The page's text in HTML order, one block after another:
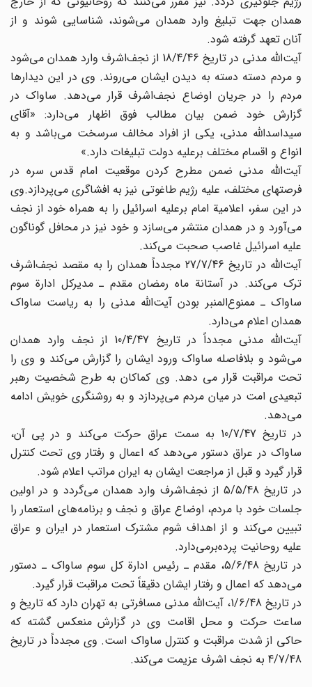
همدان جهت تبلیغ وارد همدان می‌شوند، شناسایی شوند و از
آنان تعهد گرفته شود.
آیت‌الله مدنی در تاریخ 18/4/46 از نجف‌اشرف وارد همدان می‌شود
و مردم دسته دسته به دیدن ایشان می‌روند. وی در این دیدارها
مردم را در جریان اوضاع نجف‌اشرف قرار می‌دهد. ساواک در
گزارش خود ضمن بیان مطالب فوق اظهار می‌دارد: «آقای
سید‌اسدالله مدنی، یکی از افراد مخالف سرسخت می‌باشد و به
انواع و اقسام مختلف برعلیه دولت تبلیغات دارد.»
آیت‌الله مدنی ضمن مطرح کردن موقعیت امام قدس سره در
فرصتهای مختلف، علیه رژیم طاغوتی نیز به افشاگری می‌پردازد.وی
در این سفر، اعلامیة امام برعلیه اسرائیل را به همراه خود از نجف
می‌آورد و در همدان منتشر می‌سازد و خود نیز در محافل گوناگون
علیه اسرائیل غاصب صحبت می‌کند.
آیت‌الله در تاریخ 27/7/46 مجدداً همدان را به مقصد نجف‌اشرف
ترک می‌کند. در آستانة ماه رمضان مقدم ـ مدیرکل ادارة سوم
ساواک ـ ممنوع‌المنبر بودن آیت‌الله مدنی را به ریاست ساواک
همدان اعلام می‌دارد.
آیت‌الله مدنی مجدداً در تاریخ 10/4/47 از نجف وارد همدان
می‌شود و بلافاصله ساواک ورود ایشان را گزارش می‌کند و وی را
تحت مراقبت قرار می دهد. وی کماکان به طرح شخصیت رهبر
تبعیدی امت در میان مردم می‌پردازد و به روشنگری خویش ادامه
می‌دهد.
در تاریخ 10/7/47 به سمت عراق حرکت می‌کند و در پی آن،
ساواک در عراق دستور می‌دهد که اعمال و رفتار وی تحت کنترل
قرار گیرد و قبل از مراجعت ایشان به ایران مراتب اعلام شود.
در تاریخ 5/5/48 از نجف‌اشرف وارد همدان می‌گردد و در اولین
جلسات خود با مردم، اوضاع عراق و نجف و برنامه‌های استعمار را
تبیین می‌کند و از اهداف شوم مشترک استعمار در ایران و عراق
علیه روحانیت پرده‌برمی‌دارد.
در تاریخ 5/6/48، مقدم ـ رئیس ادارة کل سوم ساواک ـ دستور
می‌دهد که اعمال و رفتار ایشان دقیقاً تحت مراقبت قرار گیرد.
در تاریخ 1/6/48، آیت‌الله مدنی مسافرتی به تهران دارد که تاریخ و
ساعت حرکت و محل اقامت وی در گزارش منعکس گشته که
حاکی از شدت مراقبت و کنترل ساواک است. وی مجدداً در تاریخ
4/7/48 به نجف اشرف عزیمت می‌کند.